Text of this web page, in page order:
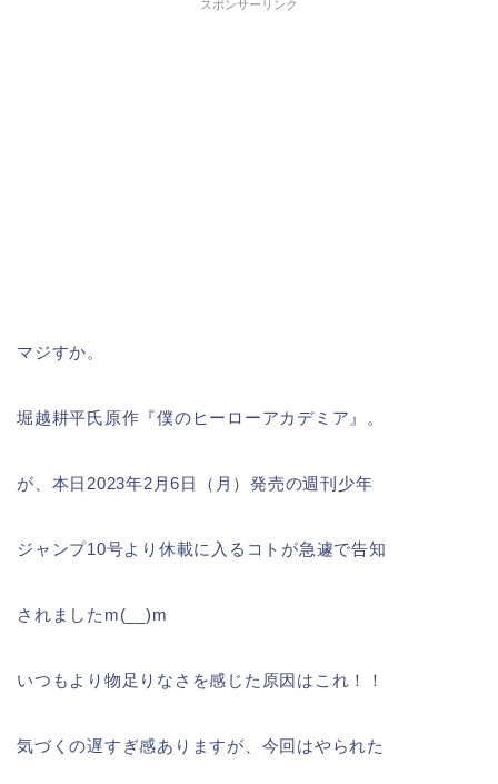
スポンサーリンク
マジすか。
堀越耕平氏原作『僕のヒーローアカデミア』。
が、本日2023年2月6日（月）発売の週刊少年
ジャンプ10号より休載に入るコトが急遽で告知
されましたm(__)m
いつもより物足りなさを感じた原因はこれ！！
気づくの遅すぎ感ありますが、今回はやられた